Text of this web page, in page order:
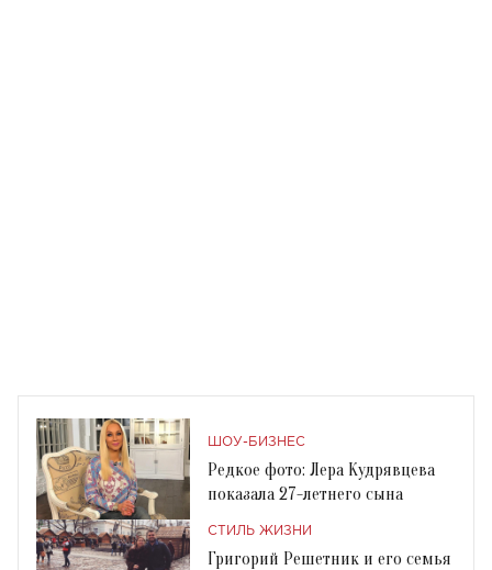
ШОУ-БИЗНЕС
Редкое фото: Лера Кудрявцева
показала 27-летнего сына
СТИЛЬ ЖИЗНИ
Григорий Решетник и его семья